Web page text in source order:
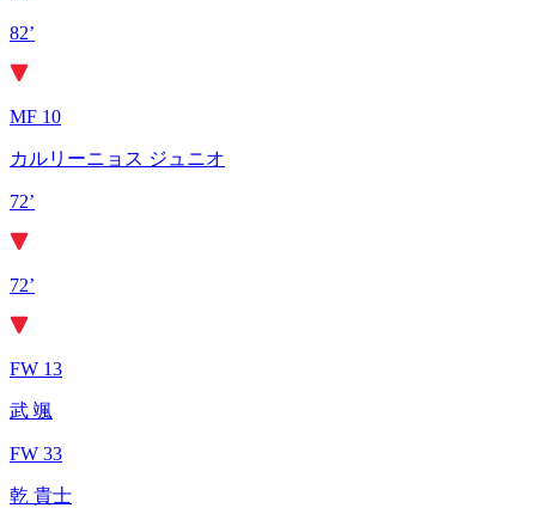
82’
MF 10
カルリーニョス ジュニオ
72’
72’
FW 13
武 颯
FW 33
乾 貴士